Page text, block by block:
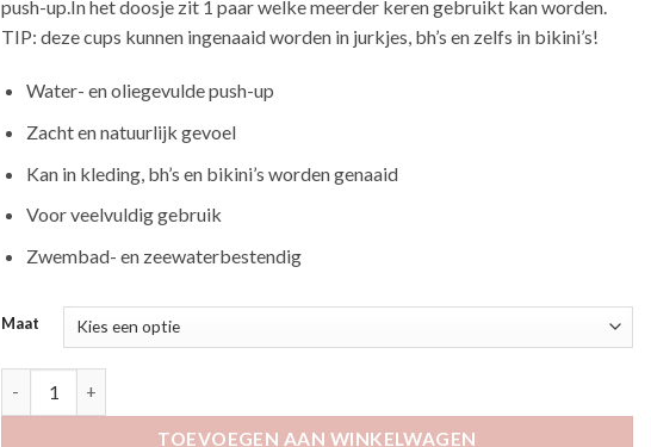
push-up.In het doosje zit 1 paar welke meerder keren gebruikt kan worden.
TIP: deze cups kunnen ingenaaid worden in jurkjes, bh’s en zelfs in bikini’s!
Water- en oliegevulde push-up
Zacht en natuurlijk gevoel
Kan in kleding, bh’s en bikini’s worden genaaid
Voor veelvuldig gebruik
Zwembad- en zeewaterbestendig
Maat
TOEVOEGEN AAN WINKELWAGEN